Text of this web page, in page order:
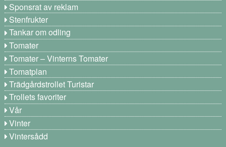
Sponsrat av reklam
Stenfrukter
Tankar om odling
Tomater
Tomater – Vinterns Tomater
Tomatplan
Trädgårdstrollet Turistar
Trollets favoriter
Vår
Vinter
Vintersådd